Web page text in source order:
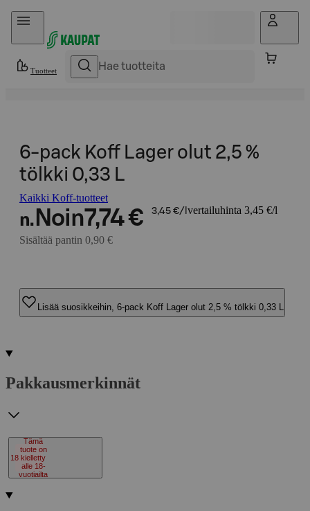
Hyppää sisältöön
Tuotteet
6-pack Koff Lager olut 2,5 %
tölkki 0,33 L
Kaikki Koff-tuotteet
n. Noin7,74 € 3,45 €/l vertailuhinta 3,45 €/l
Sisältää pantin 0,90 €
Lisää suosikkeihin, 6-pack Koff Lager olut 2,5 % tölkki 0,33 L
Pakkausmerkinnät
18
Tämä
tuote on
kielletty
alle 18-
vuotiailta